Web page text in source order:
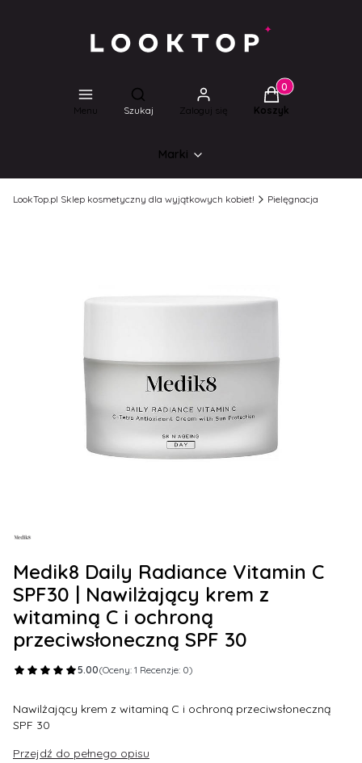
Menu
Otwórz wyszukiwarkę
Szukaj Zaloguj się
Produkty w
Koszyk
Marki
LookTop.pl Sklep kosmetyczny dla wyjątkowych kobiet! Pielęgnacja
Medik8 Daily Radiance Vitamin C
SPF30 | Nawilżający krem z
witaminą C i ochroną
przeciwsłoneczną SPF 30
5.00(Oceny: 1 Recenzje: 0)
Nawilżający krem z witaminą C i ochroną przeciwsłoneczną
SPF 30
Przejdź do pełnego opisu